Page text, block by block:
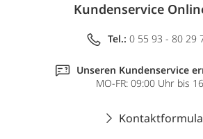
Kundenservice
Tel.: 0 55 93 - 80 29
Unseren Kundenservice
MO-FR: 09:00 Uhr bis